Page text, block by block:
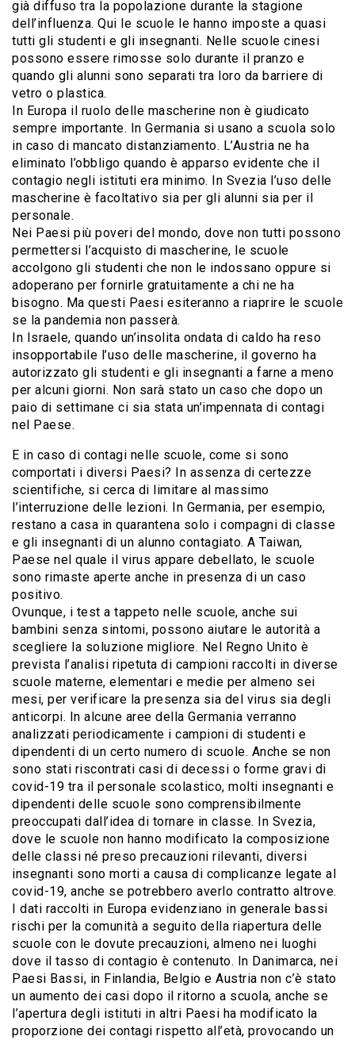
già diffuso tra la popolazione durante la stagione
dell’influenza. Qui le scuole le hanno imposte a quasi
tutti gli studenti e gli insegnanti. Nelle scuole cinesi
possono essere rimosse solo durante il pranzo e
quando gli alunni sono separati tra loro da barriere di
vetro o plastica.
In Europa il ruolo delle mascherine non è giudicato
sempre importante. In Germania si usano a scuola solo
in caso di mancato distanziamento. L’Austria ne ha
eliminato l’obbligo quando è apparso evidente che il
contagio negli istituti era minimo. In Svezia l’uso delle
mascherine è facoltativo sia per gli alunni sia per il
personale.
Nei Paesi più poveri del mondo, dove non tutti possono
permettersi l’acquisto di mascherine, le scuole
accolgono gli studenti che non le indossano oppure si
adoperano per fornirle gratuitamente a chi ne ha
bisogno. Ma questi Paesi esiteranno a riaprire le scuole
se la pandemia non passerà.
In Israele, quando un’insolita ondata di caldo ha reso
insopportabile l’uso delle mascherine, il governo ha
autorizzato gli studenti e gli insegnanti a farne a meno
per alcuni giorni. Non sarà stato un caso che dopo un
paio di settimane ci sia stata un’impennata di contagi
nel Paese.
E in caso di contagi nelle scuole, come si sono
comportati i diversi Paesi? In assenza di certezze
scientifiche, si cerca di limitare al massimo
l’interruzione delle lezioni. In Germania, per esempio,
restano a casa in quarantena solo i compagni di classe
e gli insegnanti di un alunno contagiato. A Taiwan,
Paese nel quale il virus appare debellato, le scuole
sono rimaste aperte anche in presenza di un caso
positivo.
Ovunque, i test a tappeto nelle scuole, anche sui
bambini senza sintomi, possono aiutare le autorità a
scegliere la soluzione migliore. Nel Regno Unito è
prevista l’analisi ripetuta di campioni raccolti in diverse
scuole materne, elementari e medie per almeno sei
mesi, per verificare la presenza sia del virus sia degli
anticorpi. In alcune aree della Germania verranno
analizzati periodicamente i campioni di studenti e
dipendenti di un certo numero di scuole. Anche se non
sono stati riscontrati casi di decessi o forme gravi di
covid-19 tra il personale scolastico, molti insegnanti e
dipendenti delle scuole sono comprensibilmente
preoccupati dall’idea di tornare in classe. In Svezia,
dove le scuole non hanno modificato la composizione
delle classi né preso precauzioni rilevanti, diversi
insegnanti sono morti a causa di complicanze legate al
covid-19, anche se potrebbero averlo contratto altrove.
I dati raccolti in Europa evidenziano in generale bassi
rischi per la comunità a seguito della riapertura delle
scuole con le dovute precauzioni, almeno nei luoghi
dove il tasso di contagio è contenuto. In Danimarca, nei
Paesi Bassi, in Finlandia, Belgio e Austria non c’è stato
un aumento dei casi dopo il ritorno a scuola, anche se
l’apertura degli istituti in altri Paesi ha modificato la
proporzione dei contagi rispetto all’età, provocando un